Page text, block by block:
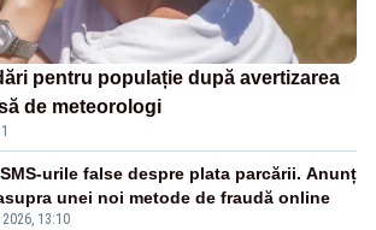
pentru populație după avertizarea
de meteorologi
13:10
urile false despre plata parcării. Anunț
unei noi metode de fraudă online